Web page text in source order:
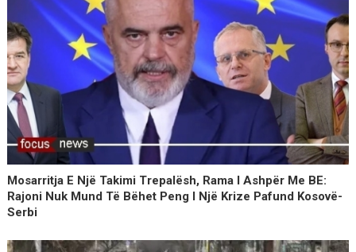
Mosarritja E Një Takimi Trepalësh, Rama I Ashpër Me BE:
Rajoni Nuk Mund Të Bëhet Peng I Një Krize Pafund Kosovë-
Serbi